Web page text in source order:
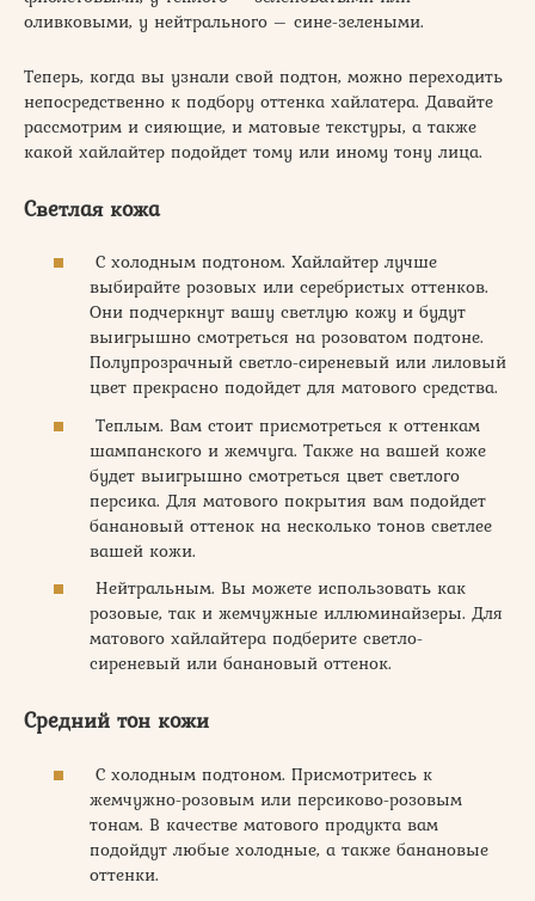
оливковыми, у нейтрального – сине-зелеными.
Теперь, когда вы узнали свой подтон, можно переходить
непосредственно к подбору оттенка хайлатера. Давайте
рассмотрим и сияющие, и матовые текстуры, а также
какой хайлайтер подойдет тому или иному тону лица.
Светлая кожа
С холодным подтоном. Хайлайтер лучше
выбирайте розовых или серебристых оттенков.
Они подчеркнут вашу светлую кожу и будут
выигрышно смотреться на розоватом подтоне.
Полупрозрачный светло-сиреневый или лиловый
цвет прекрасно подойдет для матового средства.
Теплым. Вам стоит присмотреться к оттенкам
шампанского и жемчуга. Также на вашей коже
будет выигрышно смотреться цвет светлого
персика. Для матового покрытия вам подойдет
банановый оттенок на несколько тонов светлее
вашей кожи.
Нейтральным. Вы можете использовать как
розовые, так и жемчужные иллюминайзеры. Для
матового хайлайтера подберите светло-
сиреневый или банановый оттенок.
Средний тон кожи
С холодным подтоном. Присмотритесь к
жемчужно-розовым или персиково-розовым
тонам. В качестве матового продукта вам
подойдут любые холодные, а также банановые
оттенки.